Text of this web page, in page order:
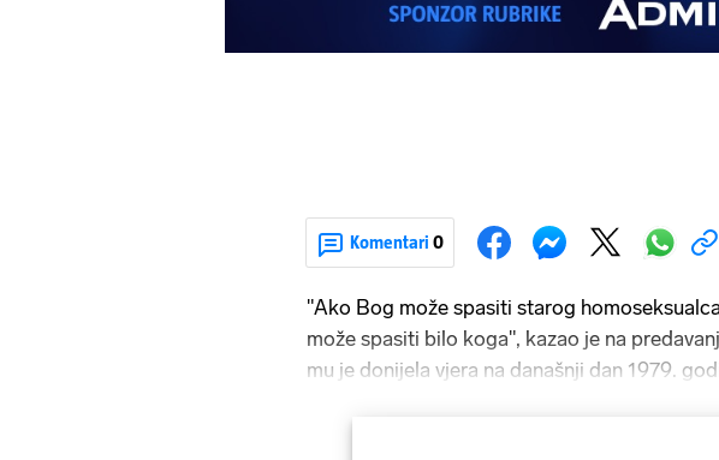
Komentari 0
"Ako Bog može spasiti starog
može spasiti bilo koga", kazao je na
mu je donijela vjera na današnji dan 1979.